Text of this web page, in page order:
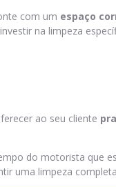
com um espaço
na limpeza
ao seu cliente
do motorista que
uma limpeza